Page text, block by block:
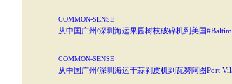
COMMON-SENSE
从中国广州/深圳海运果园树枝破碎机到美国
COMMON-SENSE
从中国广州/深圳海运干蒜剥皮机到瓦努阿图Port